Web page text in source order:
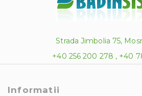
Strada Jimbolia 75,
+40 256 200 278 , +40
Informatii